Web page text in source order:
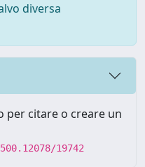
diversa
per citare o creare un
19742